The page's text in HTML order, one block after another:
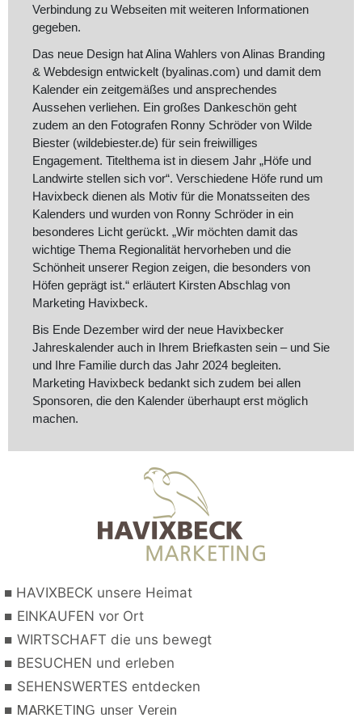
Verbindung zu Webseiten mit weiteren Informationen
gegeben.
Das neue Design hat Alina Wahlers von Alinas Branding
& Webdesign entwickelt (byalinas.com) und damit dem
Kalender ein zeitgemäßes und ansprechendes
Aussehen verliehen. Ein großes Dankeschön geht
zudem an den Fotografen Ronny Schröder von Wilde
Biester (wildebiester.de) für sein freiwilliges
Engagement. Titelthema ist in diesem Jahr „Höfe und
Landwirte stellen sich vor“. Verschiedene Höfe rund um
Havixbeck dienen als Motiv für die Monatsseiten des
Kalenders und wurden von Ronny Schröder in ein
besonderes Licht gerückt. „Wir möchten damit das
wichtige Thema Regionalität hervorheben und die
Schönheit unserer Region zeigen, die besonders von
Höfen geprägt ist.“ erläutert Kirsten Abschlag von
Marketing Havixbeck.
Bis Ende Dezember wird der neue Havixbecker
Jahreskalender auch in Ihrem Briefkasten sein – und Sie
und Ihre Familie durch das Jahr 2024 begleiten.
Marketing Havixbeck bedankt sich zudem bei allen
Sponsoren, die den Kalender überhaupt erst möglich
machen.
■ HAVIXBECK unsere Heimat
■ EINKAUFEN vor Ort
■ WIRTSCHAFT die uns bewegt
■ BESUCHEN und erleben
■ SEHENSWERTES entdecken
■ MARKETING unser Verein